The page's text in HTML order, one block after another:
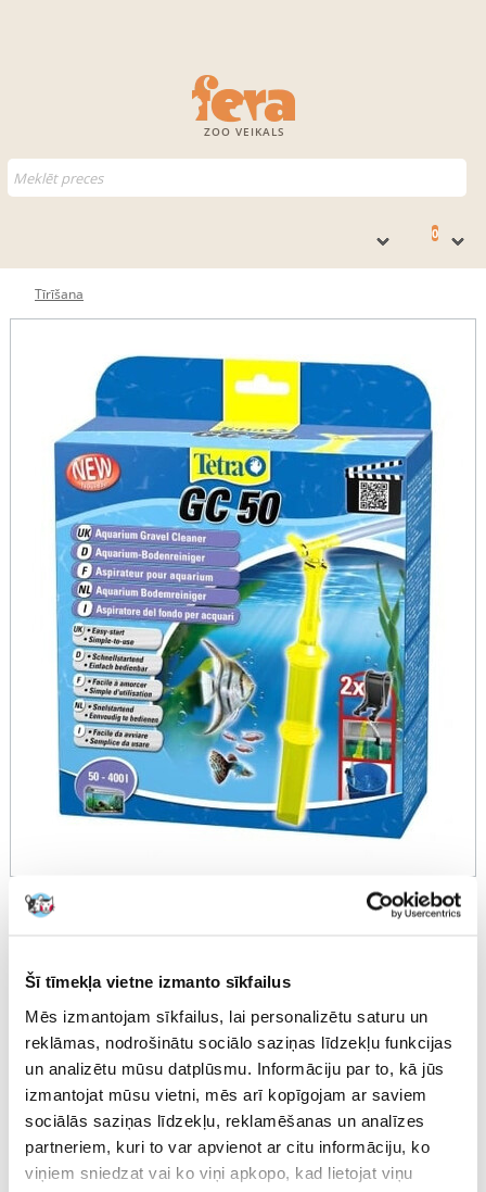
Šī tīmekļa vietne izmanto sīkfailus
Mēs izmantojam sīkfailus, lai personalizētu saturu un
reklāmas, nodrošinātu sociālo saziņas līdzekļu funkcijas
un analizētu mūsu datplūsmu. Informāciju par to, kā jūs
izmantojat mūsu vietni, mēs arī kopīgojam ar saviem
sociālās saziņas līdzekļu, reklamēšanas un analīzes
partneriem, kuri to var apvienot ar citu informāciju, ko
viņiem sniedzat vai ko viņi apkopo, kad lietojat viņu
ZOO VEIKALS
0
Tīrīšana
Tetra Aquarium Gravel cleaner GC 50 dugno
Producent:TETRA Produkta ID: 30570
Uzrakstīt atsauksmi
€19.53 (1085.00 € / 100 ml)
NOSŪTĪŠANA 48 STUNDU LAIKĀ.
Mūsu klienta fotogrāfijasMūsu klienta fotogrāfijas